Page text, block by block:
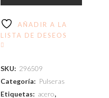
AÑADIR A LA
LISTA DE DESEOS
SKU: 296509
Categoría: Pulseras
Etiquetas: acero,